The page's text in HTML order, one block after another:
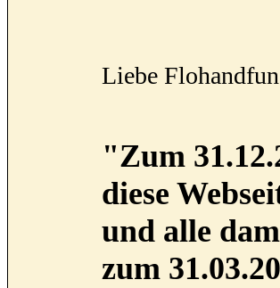
Liebe
"Zum
diese
und alle
zum